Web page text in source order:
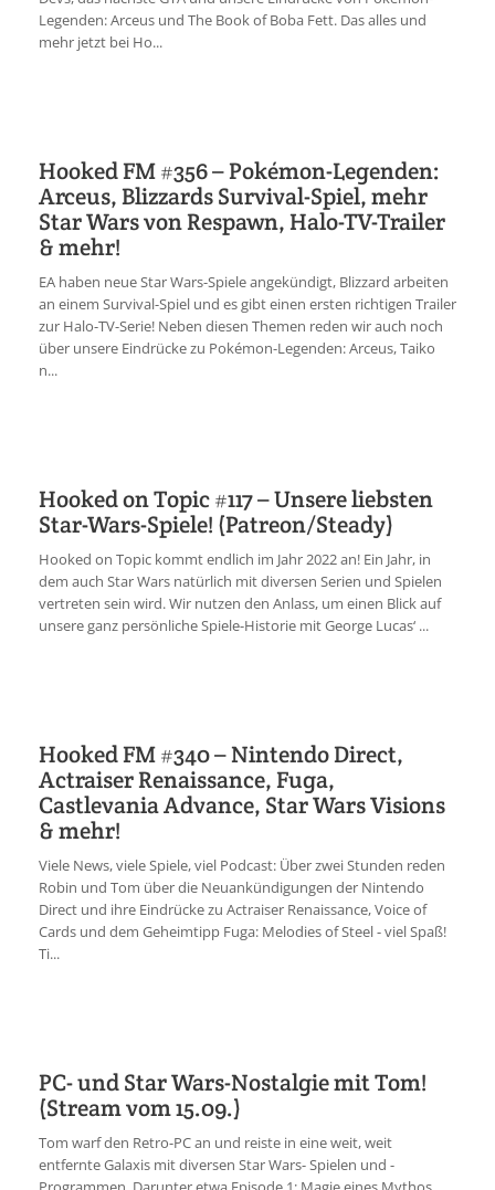
Legenden: Arceus und The Book of Boba Fett. Das alles und
mehr jetzt bei Ho...
Hooked FM #356 – Pokémon-Legenden:
Arceus, Blizzards Survival-Spiel, mehr
Star Wars von Respawn, Halo-TV-Trailer
& mehr!
EA haben neue Star Wars-Spiele angekündigt, Blizzard arbeiten
an einem Survival-Spiel und es gibt einen ersten richtigen Trailer
zur Halo-TV-Serie! Neben diesen Themen reden wir auch noch
über unsere Eindrücke zu Pokémon-Legenden: Arceus, Taiko
n...
Hooked on Topic #117 – Unsere liebsten
Star-Wars-Spiele! (Patreon/Steady)
Hooked on Topic kommt endlich im Jahr 2022 an! Ein Jahr, in
dem auch Star Wars natürlich mit diversen Serien und Spielen
vertreten sein wird. Wir nutzen den Anlass, um einen Blick auf
unsere ganz persönliche Spiele-Historie mit George Lucas‘ ...
Hooked FM #340 – Nintendo Direct,
Actraiser Renaissance, Fuga,
Castlevania Advance, Star Wars Visions
& mehr!
Viele News, viele Spiele, viel Podcast: Über zwei Stunden reden
Robin und Tom über die Neuankündigungen der Nintendo
Direct und ihre Eindrücke zu Actraiser Renaissance, Voice of
Cards und dem Geheimtipp Fuga: Melodies of Steel - viel Spaß!
Ti...
PC- und Star Wars-Nostalgie mit Tom!
(Stream vom 15.09.)
Tom warf den Retro-PC an und reiste in eine weit, weit
entfernte Galaxis mit diversen Star Wars- Spielen und -